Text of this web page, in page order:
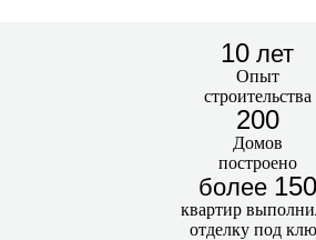
10 лет
Опыт
строительства
200
Домов
построено
более 150
квартир
отделку под